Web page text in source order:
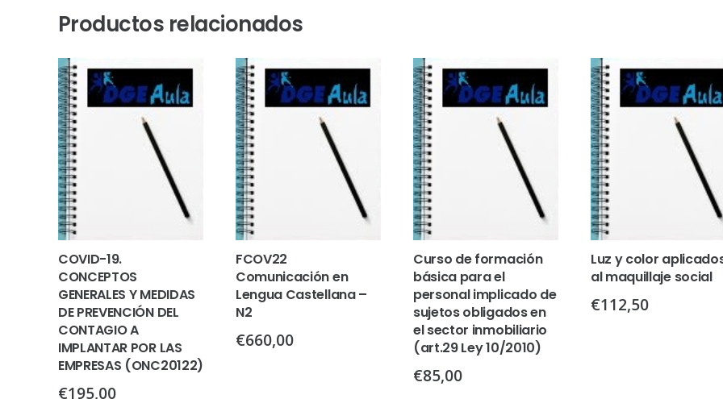
Productos relacionados
COVID-19.
CONCEPTOS
GENERALES Y MEDIDAS
DE PREVENCIÓN DEL
CONTAGIO A
IMPLANTAR POR LAS
EMPRESAS (ONC20122)
€195,00
FCOV22
Comunicación en
Lengua Castellana –
N2
€660,00
Curso de formación
básica para el
personal implicado de
sujetos obligados en
el sector inmobiliario
(art.29 Ley 10/2010)
€85,00
Luz y color
al maquillaje social
€112,50